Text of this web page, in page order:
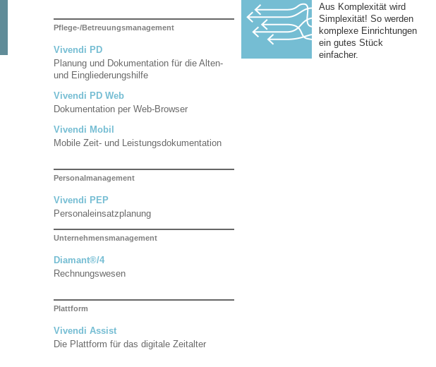
Pflege-/Betreuungsmanagement
Vivendi PD
Planung und Dokumentation für die Alten-
und Eingliederungshilfe
Vivendi PD Web
Dokumentation per Web-Browser
Vivendi Mobil
Mobile Zeit- und Leistungsdokumentation
Personalmanagement
Vivendi PEP
Personaleinsatzplanung
Unternehmensmanagement
Diamant®/4
Rechnungswesen
Plattform
Vivendi Assist
Die Plattform für das digitale Zeitalter
Aus Komplexität wird
Simplexität! So werden
komplexe Einrichtungen
ein gutes Stück
einfacher.